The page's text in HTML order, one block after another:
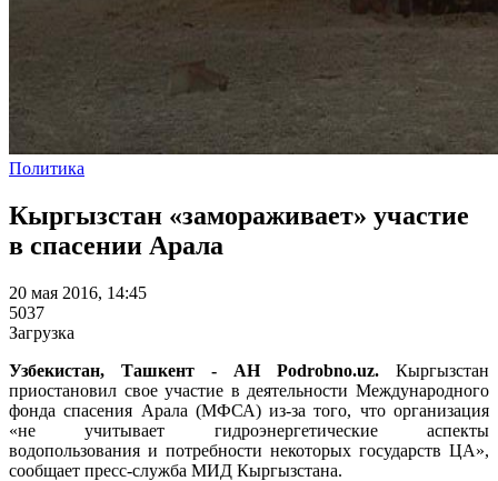
Политика
Кыргызстан «замораживает» участие
в спасении Арала
20 мая 2016, 14:45
5037
Загрузка
Узбекистан, Ташкент - АН Podrobno.uz. Кыргызстан
приостановил свое участие в деятельности Международного
фонда спасения Арала (МФСА) из-за того, что организация
«не учитывает гидроэнергетические аспекты
водопользования и потребности некоторых государств ЦА»,
сообщает пресс-служба МИД Кыргызстана.